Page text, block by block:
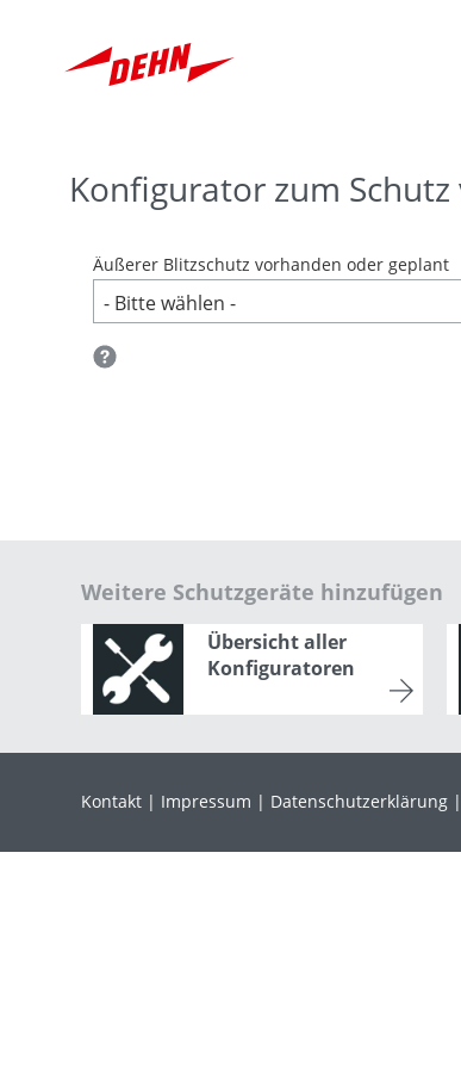
Konfigurator zum
Äußerer Blitzschutz vorhanden oder geplant
Weitere Schutzgeräte hinzufügen
Übersicht aller
Konfiguratoren
Kontakt Impressum Datenschutzerklärung